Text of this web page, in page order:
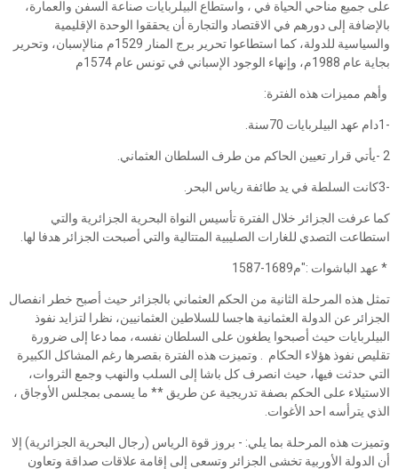
على جميع مناحي الحياة في ، واستطاع البيلربايات صناعة السفن والعمارة،
بالإضافة إلى دورهم في الاقتصاد والتجارة أن يحققوا الوحدة الإقليمية
والسياسية للدولة، كما استطاعوا تحرير برج المنار 1529م منالإسبان، وتحرير
بجاية عام 1988م، وإنهاء الوجود الإسباني في تونس عام 1574م
وأهم مميزات هذه الفترة:
-1دام عهد البيلربايات 70سنة.
2 -يأتي قرار تعيين الحاكم من طرف السلطان العثماني.
-3كانت السلطة في يد طائفة رياس البحر.
كما عرفت الجزائر خلال الفترة تأسيس النواة البحرية الجزائرية والتي
استطاعت التصدي للغارات الصليبية المتتالية والتي أصبحت الجزائر هدفا لها.
* عهد الباشوات :"م1689-1587
تمثل هذه المرحلة الثانية من الحكم العثماني بالجزائر حيث أصبح خطر انفصال
الجزائر عن الدولة العثمانية هاجسا للسلاطين العثمانيين، نظرا لتزايد نفوذ
البيلربايات حيث أصبحوا يطغون على السلطان نفسه، مما دعا إلى ضرورة
تقليص نفوذ هؤلاء الحكام . وتميزت هذه الفترة بقصرها رغم المشاكل الكبيرة
التي حدثت فيها، حيث انصرف كل باشا إلى السلب والنهب وجمع الثروات،
الاستيلاء على الحكم بصفة تدريجية عن طريق ** ما يسمى بمجلس الأوجاق ،
الذي يترأسه احد الأغوات.
وتميزت هذه المرحلة بما يلي: - بروز قوة الرياس (رجال البحرية الجزائرية) إلا
أن الدولة الأوربية تخشى الجزائر وتسعى إلى إقامة علاقات صداقة وتعاون